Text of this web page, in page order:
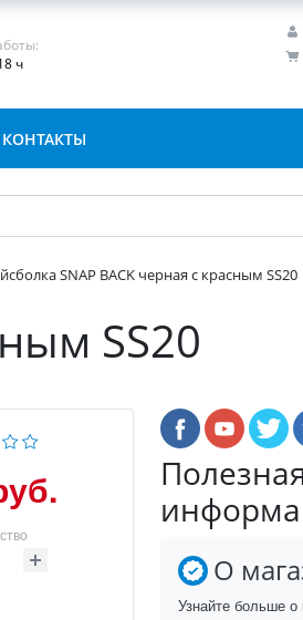
ч
КОНТАКТЫ
SNAP BACK черная с красным SS20
SS20
О
Узнайте больше